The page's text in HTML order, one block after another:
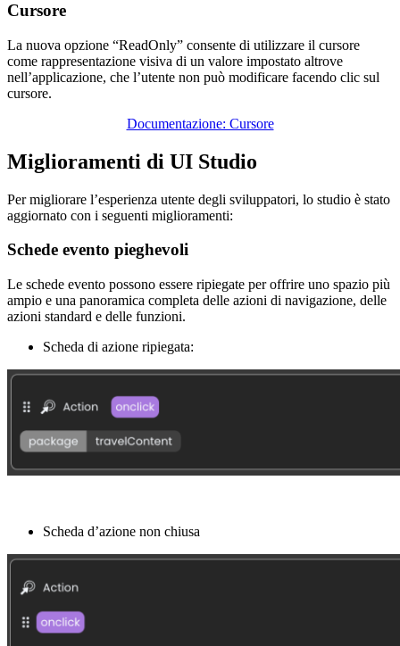
Cursore
La nuova opzione “ReadOnly” consente di utilizzare il cursore
come rappresentazione visiva di un valore impostato altrove
nell’applicazione, che l’utente non può modificare facendo clic sul
cursore.
Documentazione: Cursore
Miglioramenti di UI Studio
Per migliorare l’esperienza utente degli sviluppatori, lo studio è stato
aggiornato con i seguenti miglioramenti:
Schede evento pieghevoli
Le schede evento possono essere ripiegate per offrire uno spazio più
ampio e una panoramica completa delle azioni di navigazione, delle
azioni standard e delle funzioni.
Scheda di azione ripiegata:
Scheda d’azione non chiusa